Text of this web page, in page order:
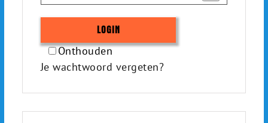
Onthouden
LOGIN
Je wachtwoord vergeten?